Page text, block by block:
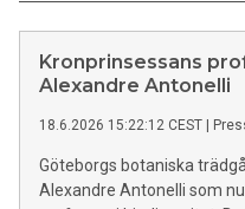
Kronprinsessans
Alexandre Antonelli
18.6.2026 15:22:12 CEST |
Göteborgs botaniska
Alexandre Antonelli som